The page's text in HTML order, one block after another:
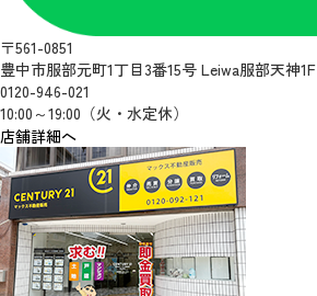
〒561-0851
豊中市服部元町1丁目3番15号 Leiwa服部天神1F
0120-946-021
10:00～19:00（火・水定休）
店舗詳細へ